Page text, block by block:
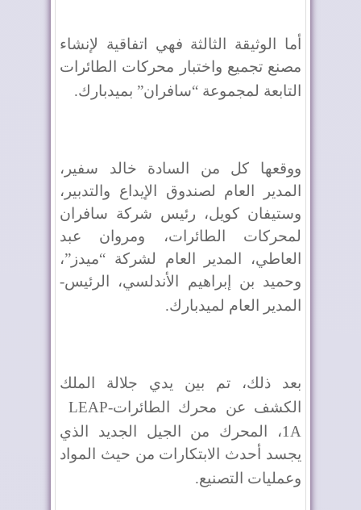
أما الوثيقة الثالثة فهي اتفاقية لإنشاء
مصنع تجميع واختبار محركات الطائرات
التابعة لمجموعة “سافران” بميدبارك.
ووقعها كل من السادة خالد سفير،
المدير العام لصندوق الإيداع والتدبير،
وستيفان كويل، رئيس شركة سافران
لمحركات الطائرات، ومروان عبد
العاطي، المدير العام لشركة “ميدز”،
وحميد بن إبراهيم الأندلسي، الرئيس-
المدير العام لميدبارك.
بعد ذلك، تم بين يدي جلالة الملك
الكشف عن محرك الطائراتLEAP-
1A، المحرك من الجيل الجديد الذي
يجسد أحدث الابتكارات من حيث المواد
وعمليات التصنيع.